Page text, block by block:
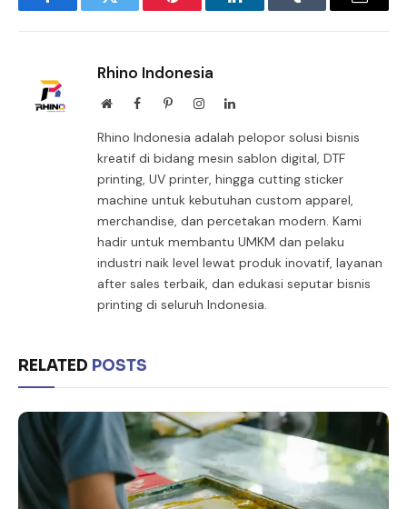
FacebookTwitter Pinterest LinkedInTumblr Email
Rhino Indonesia
WebsiteFacebookPinterestInstagramLinkedIn
Rhino Indonesia adalah pelopor solusi bisnis
kreatif di bidang mesin sablon digital, DTF
printing, UV printer, hingga cutting sticker
machine untuk kebutuhan custom apparel,
merchandise, dan percetakan modern. Kami
hadir untuk membantu UMKM dan pelaku
industri naik level lewat produk inovatif, layanan
after sales terbaik, dan edukasi seputar bisnis
printing di seluruh Indonesia.
RELATED POSTS